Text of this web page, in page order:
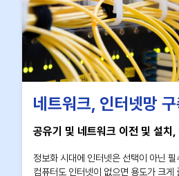
네트워크, 인터넷망
공유기 및 네트워크 이전 및 설치
정보화 시대에 인터넷은 선택이 아닌
컴퓨터도 인터넷이 없으면 용도가 크게